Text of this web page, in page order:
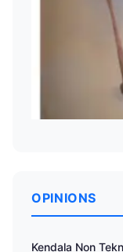
OPINIONS
Kendala Non